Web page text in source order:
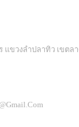
แขวงลำปลาทิว เขตล